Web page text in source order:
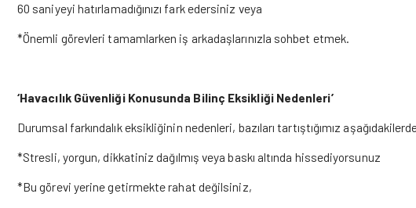
60 saniyeyi hatırlamadığınızı fark edersiniz veya
*Önemli görevleri tamamlarken iş arkadaşlarınızla sohbet etmek.
‘Havacılık Güvenliği Konusunda Bilinç Eksikliği Nedenleri’
Durumsal farkındalık eksikliğinin nedenleri, bazıları tartıştığımız
*Stresli, yorgun, dikkatiniz dağılmış veya baskı altında hissediyorsunuz
*Bu görevi yerine getirmekte rahat değilsiniz,